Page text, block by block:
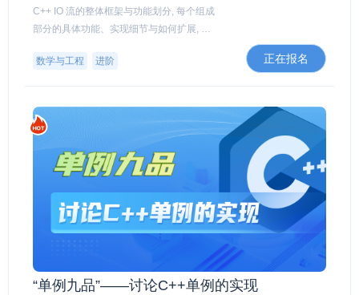
正在报名
C++ IO 流的整体框架与功能划分, 每个组成
部分的具体功能、实现细节与如何扩展, 结
国际化、流同步等）
数学与工程 进阶
“单例九品”——讨论C++单例的实现